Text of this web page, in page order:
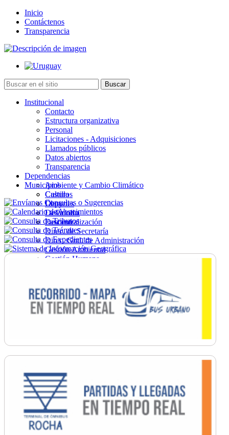
Inicio
Contáctenos
Transparencia
Institucional
Contacto
Estructura organizativa
Personal
Licitaciones - Adquisiciones
Llamados públicos
Datos abiertos
Transparencia
Dependencias
Ambiente y Cambio Climático
Cultura
Deportes
Desarrollo
Descentralización
Direc. de Secretaría
Direc. Gral. de Administración
Gestión Ambiental
Gestión Humana
Ordenamiento
Promoción Social
Salud
Secretaría General
Municipios
Castillos
Chuy
La Paloma
Lascano